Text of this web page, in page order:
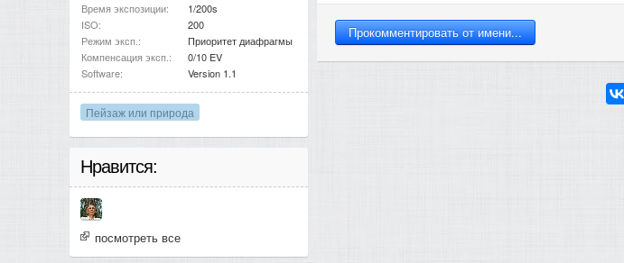
Время экспозиции:
1/200s
ISO:
200
Режим эксп.:
Приоритет диафрагмы
Компенсация эксп.:
0/10 EV
Software:
Version 1.1
Пейзаж или природа
Нравится:
посмотреть все